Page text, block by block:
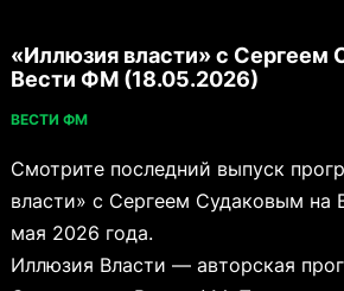
«Иллюзия власти» с Сергеем
Вести ФМ (18.05.2026)
ВЕСТИ ФМ
Смотрите последний выпуск
власти» с Сергеем Судаковым на
мая 2026 года.
Иллюзия Власти — авторская